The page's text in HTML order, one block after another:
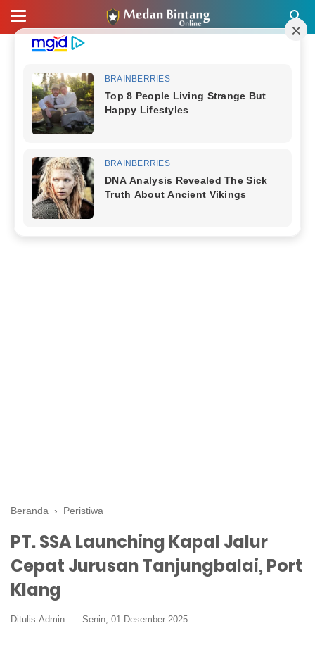
Beranda › Peristiwa
PT. SSA Launching Kapal Jalur
Cepat Jurusan Tanjungbalai, Port
Klang
Ditulis Admin Senin, 01 Desember 2025